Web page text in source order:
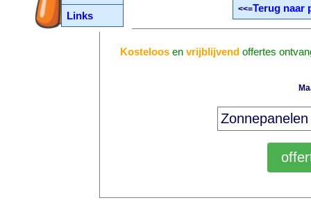
Links
<<=Terug naar
Kosteloosen vrijblijvendoffertes